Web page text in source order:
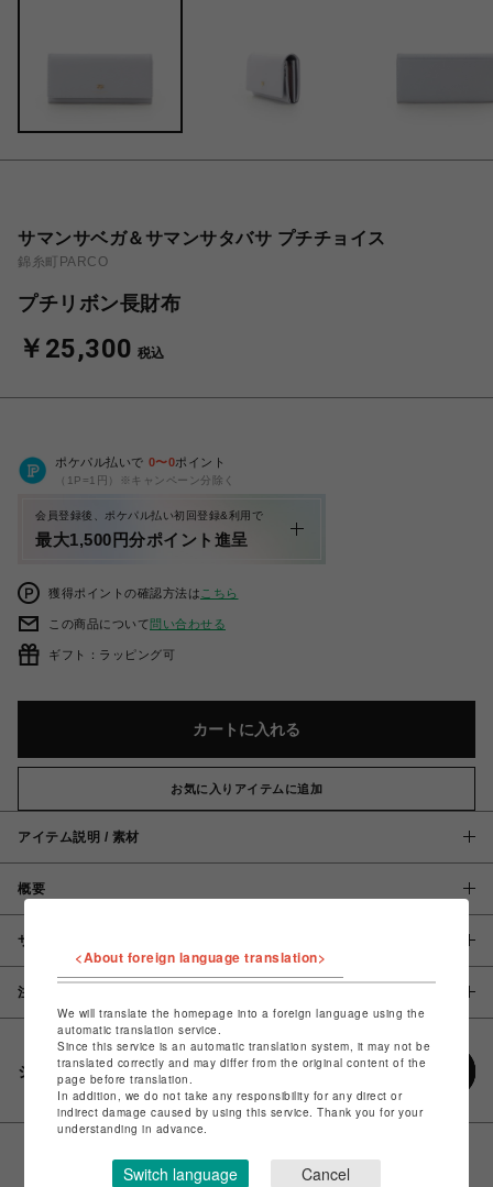
サマンサベガ＆サマンサタバサ プチチョイス
錦糸町PARCO
プチリボン長財布
￥25,300 税込
ポケパル払いで 0〜0ポイント
（1P=1円）※キャンペーン分除く
会員登録後、ポケパル払い初回登録&利用で
最大1,500円分ポイント進呈
獲得ポイントの確認方法は こちら
この商品について問い合わせる
ギフト：ラッピング可
カートに入れる
お気に入りアイテムに追加
アイテム説明 / 素材
概要
サイズ
注意事項
シェアする
<About foreign language translation>
We will translate the homepage into a foreign language using the
automatic translation service.
Since this service is an automatic translation system, it may not be
translated correctly and may differ from the original content of the
page before translation.
In addition, we do not take any responsibility for any direct or
indirect damage caused by using this service. Thank you for your
understanding in advance.
Switch language Cancel